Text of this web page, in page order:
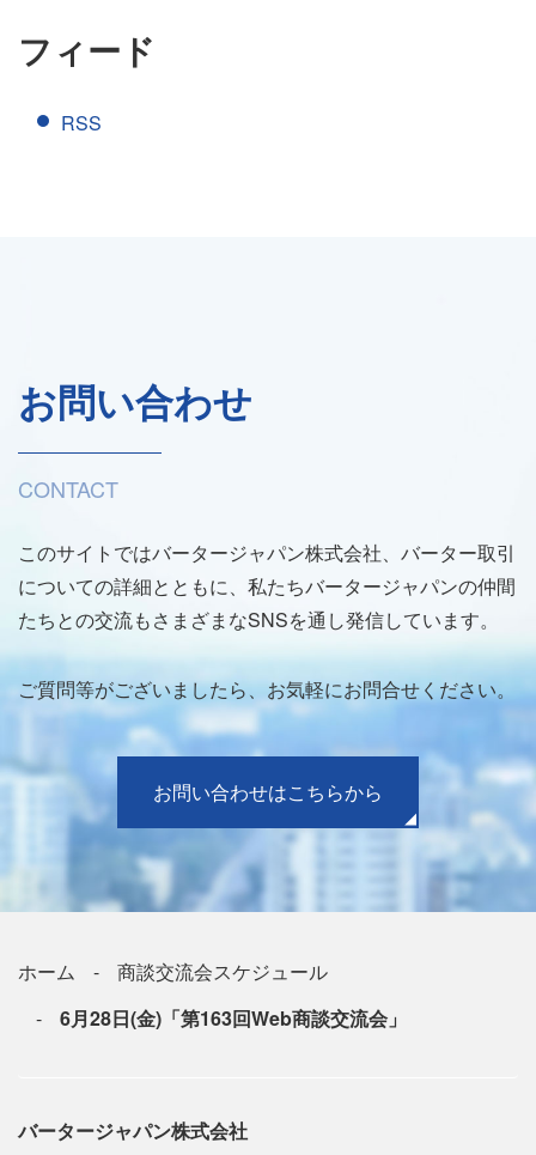
フィード
RSS
お問い合わせ
CONTACT
このサイトではバータージャパン株式会社、バーター取引
についての詳細とともに、私たちバータージャパンの仲間
たちとの交流もさまざまなSNSを通し発信しています。
ご質問等がございましたら、お気軽にお問合せください。
お問い合わせはこちらから
ホーム
商談交流会スケジュール
6月28日(金)「第163回Web商談交流会」
バータージャパン株式会社